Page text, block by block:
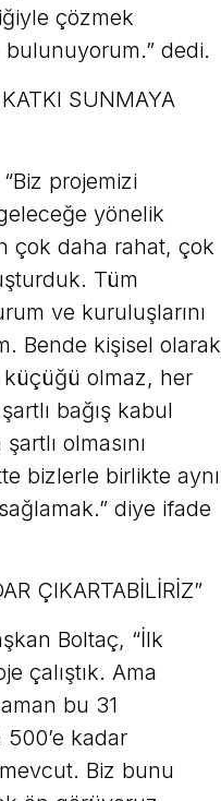
çözmek
dedi.
SUNMAYA
projemizi
yönelik
çok daha rahat, çok
Tüm
ve kuruluşlarını
Bende kişisel olarak
küçüğü olmaz, her
bağış kabul
olmasını
bizlerle birlikte aynı
diye ifade
ÇIKARTABİLİRİZ”
Boltaç, “İlk
çalıştık. Ama
bu 31
kadar
Biz bunu